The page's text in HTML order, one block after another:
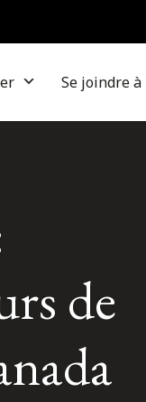
Se joindre à
de